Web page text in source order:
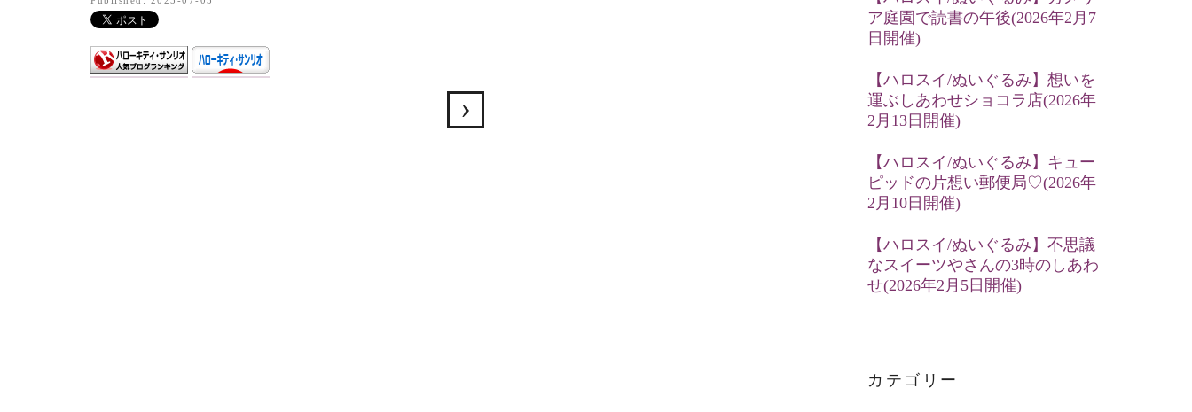
ア庭園で読書の午後(2026年2月7
日開催)
【ハロスイ/ぬいぐるみ】想いを
運ぶしあわせショコラ店(2026年
2月13日開催)
【ハロスイ/ぬいぐるみ】キュー
ピッドの片想い郵便局♡(2026年
2月10日開催)
【ハロスイ/ぬいぐるみ】不思議
なスイーツやさんの3時のしあわ
せ(2026年2月5日開催)
カテゴリー